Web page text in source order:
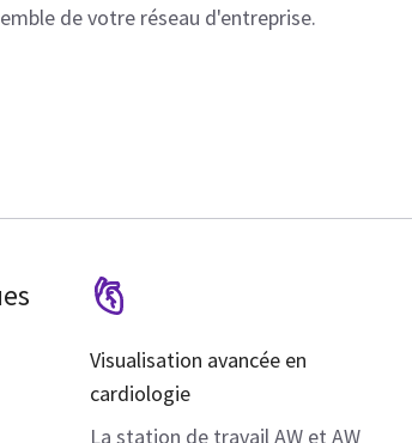
de votre réseau d'entreprise.
Visualisation avancée en
cardiologie
La station de travail AW et AW